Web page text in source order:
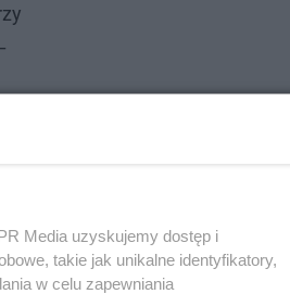
Media uzyskujemy dostęp i
takie jak unikalne identyfikatory,
w celu zapewniania